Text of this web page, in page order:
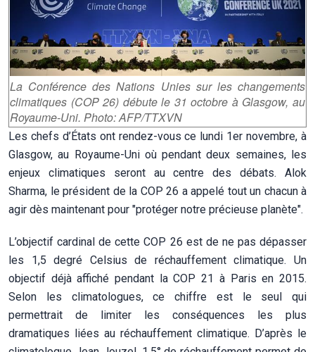
La Conférence des Nations Unies sur les changements
climatiques (COP 26) débute le 31 octobre à Glasgow, au
Royaume-Uni. Photo: AFP/TTXVN
Les chefs d’États ont rendez-vous ce lundi 1er novembre, à
Glasgow, au Royaume-Uni où pendant deux semaines, les
enjeux climatiques seront au centre des débats. Alok
Sharma, le président de la COP 26 a appelé tout un chacun à
agir dès maintenant pour "protéger notre précieuse planète".
L’objectif cardinal de cette COP 26 est de ne pas dépasser
les 1,5 degré Celsius de réchauffement climatique. Un
objectif déjà affiché pendant la COP 21 à Paris en 2015.
Selon les climatologues, ce chiffre est le seul qui
permettrait de limiter les conséquences les plus
dramatiques liées au réchauffement climatique. D’après le